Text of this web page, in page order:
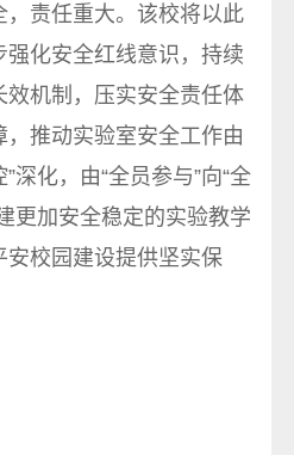
，责任重大。该校将以此
化安全红线意识，持续
效机制，压实安全责任体
推动实验室安全工作由
深化，由“全员参与”向“全
更加安全稳定的实验教学
校园建设提供坚实保